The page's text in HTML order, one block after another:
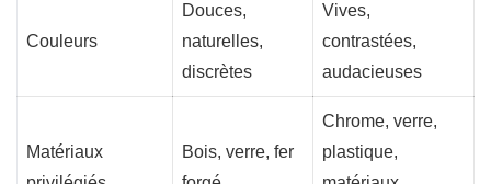
Couleurs
Douces,
naturelles,
discrètes
Vives,
contrastées,
audacieuses
Matériaux
Bois, verre, fer
Chrome, verre,
plastique,